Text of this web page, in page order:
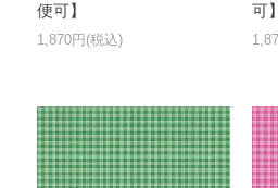
便可】
1,870円(税込)
可】